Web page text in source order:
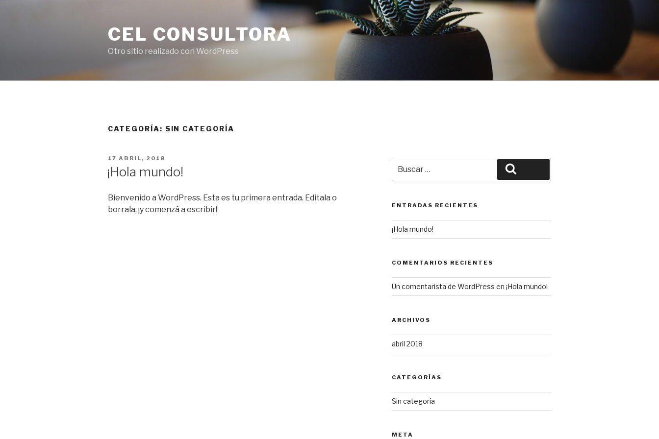
CEL CONSULTORA
Otro sitio realizado con WordPress
CATEGORÍA: SIN CATEGORÍA
POSTED
17 ABRIL, 2018
¡Hola mundo!
Bienvenido a WordPress. Esta es tu primera entrada. Editala o
borrala, ¡y comenzá a escribir!
por:
ENTRADAS RECIENTES
¡Hola mundo!
COMENTARIOS RECIENTES
Un comentarista de WordPress en ¡Hola mundo!
ARCHIVOS
abril 2018
CATEGORÍAS
Sin categoría
META